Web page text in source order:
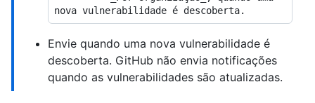
Envie quando uma nova vulnerabilidade é
descoberta. GitHub não envia notificações
quando as vulnerabilidades são atualizadas.